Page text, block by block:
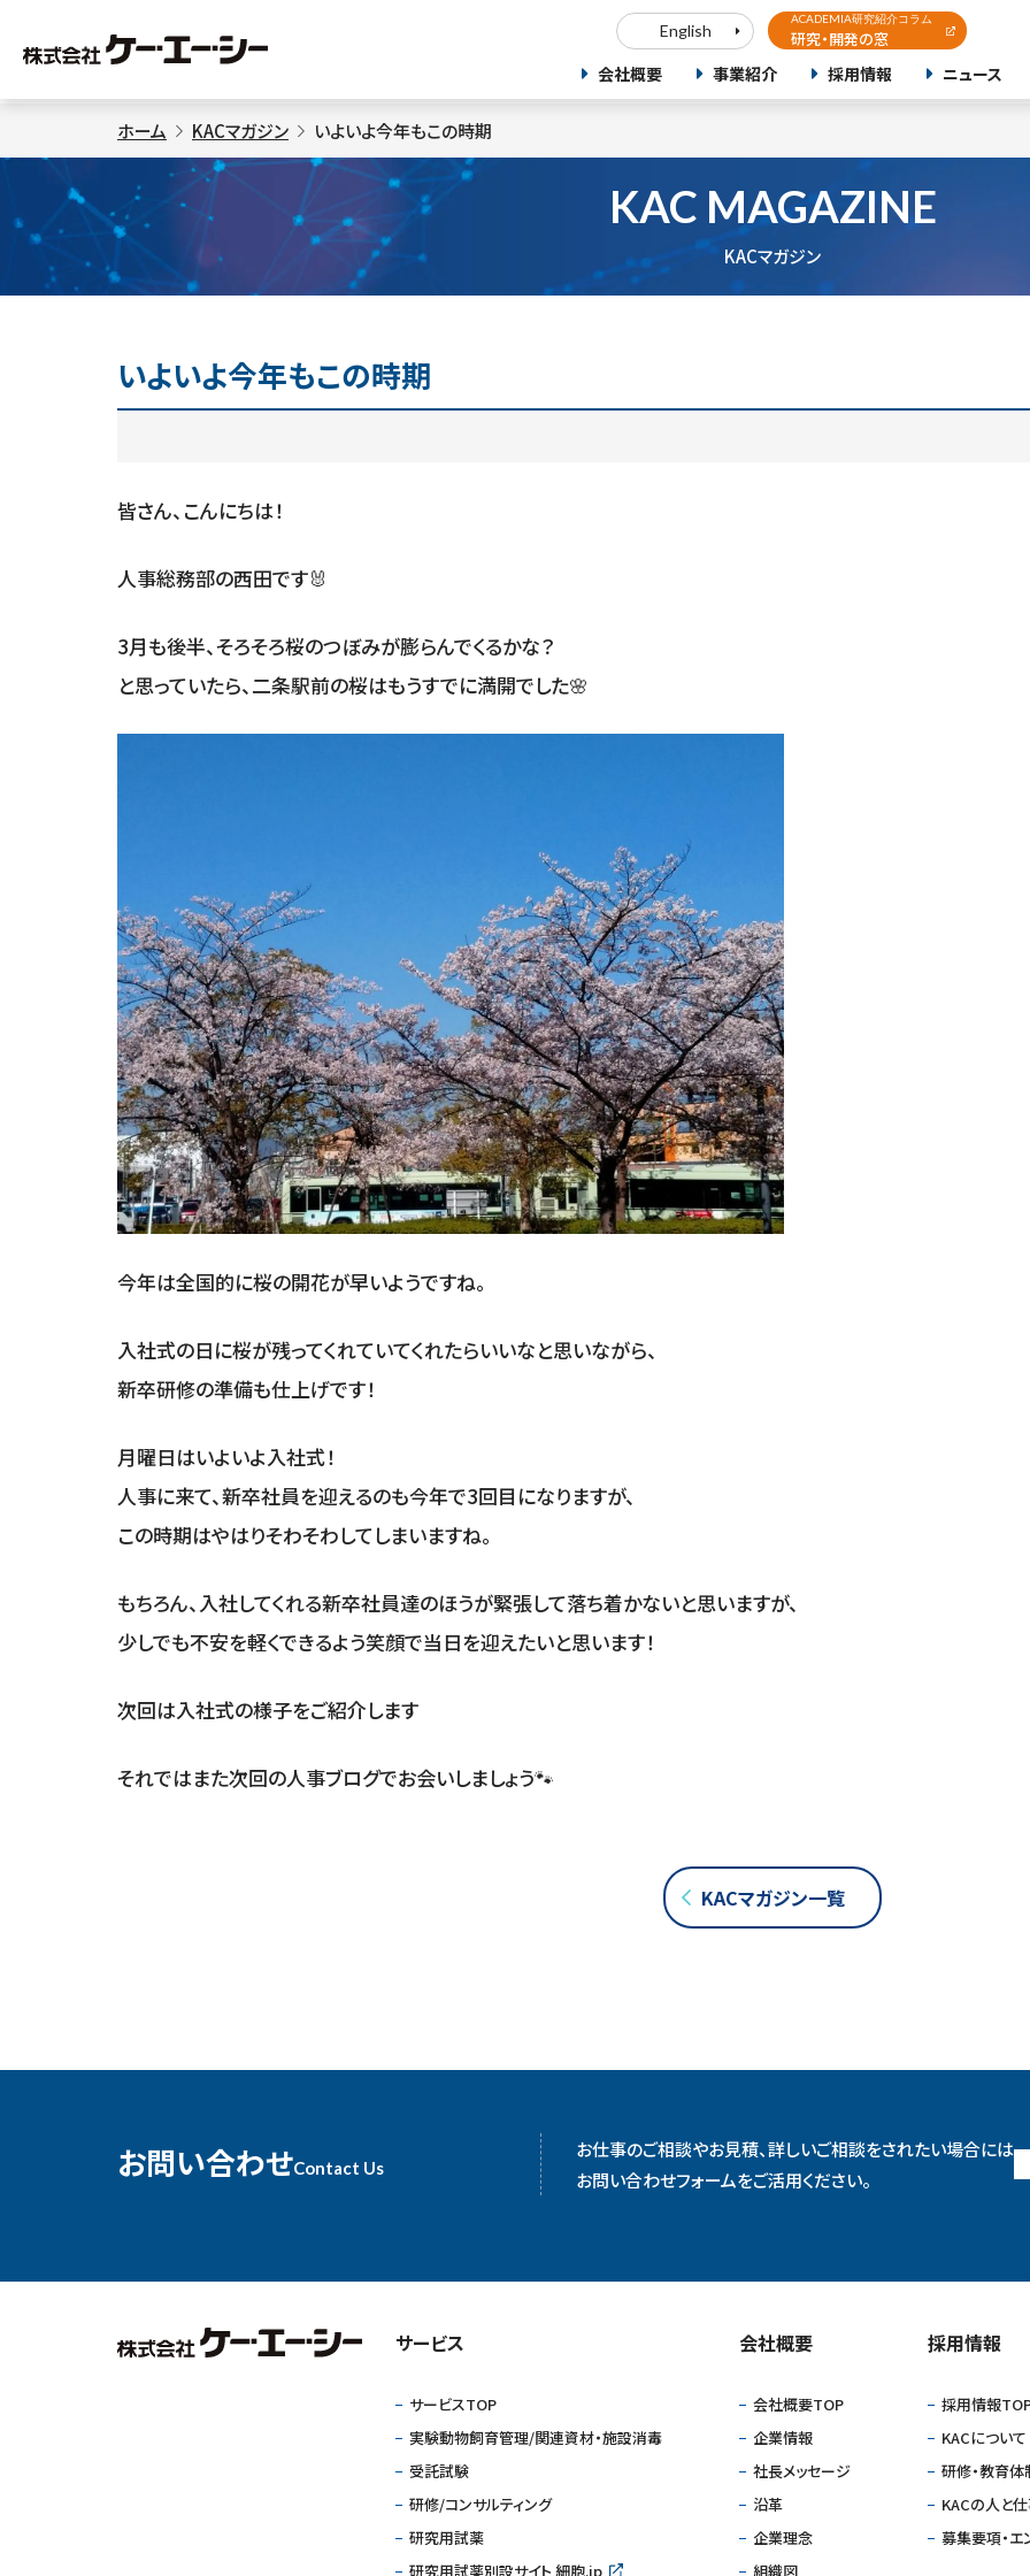
English
ACADEMIA研究紹介コラム
研究・開発の窓
会社概要 事業紹介 採用情報 ニュース
ホーム KACマガジン いよいよ今年もこの時期
KAC MAGAZINE
KACマガジン
いよいよ今年もこの時期
皆さん、こんにちは！
人事総務部の西田です🐰
3月も後半、そろそろ桜のつぼみが膨らんでくるかな？
と思っていたら、二条駅前の桜はもうすでに満開でした🌸
今年は全国的に桜の開花が早いようですね。
入社式の日に桜が残ってくれていてくれたらいいなと思いながら、
新卒研修の準備も仕上げです！
月曜日はいよいよ入社式！
人事に来て、新卒社員を迎えるのも今年で3回目になりますが、
この時期はやはりそわそわしてしまいますね。
もちろん、入社してくれる新卒社員達のほうが緊張して落ち着かないと思いますが、
少しでも不安を軽くできるよう笑顔で当日を迎えたいと思います！
次回は入社式の様子をご紹介します
それではまた次回の人事ブログでお会いしましょう🐾
KACマガジン一覧
お問い合わせContact Us
お仕事のご相談やお見積、詳しいご相談をされたい場合には
お問い合わせフォームをご活用ください。
サービス
サービスTOP
実験動物飼育管理/関連資材・施設消毒
受託試験
研修/コンサルティング
研究用試薬
研究用試薬別設サイト 細胞.jp
会社概要
会社概要TOP
企業情報
社⻑メッセージ
沿⾰
企業理念
組織図
採⽤情報
採⽤情報
KACについて
研修・教育体
KACの人と
募集要項・エ